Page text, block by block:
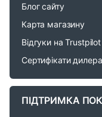
C
Блог сайту
Карта магазину
Відгуки на Trustpilot
Сертифікати дилера
ПІДТРИМКА